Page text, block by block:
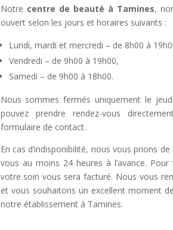
Notre centre de beauté à Tamines,
ouvert selon les jours et horaires suivants :
Lundi, mardi et mercredi – de 8h00 à
Vendredi – de 9h00 à 19h00,
Samedi – de 9h00 à 18h00.
Nous sommes fermés uniquement le
pouvez prendre rendez-vous
formulaire de contact.
En cas d’indisponibilité, nous vous prions
vous au moins 24 heures à l’avance.
votre soin vous sera facturé. Nous vous
et vous souhaitons un excellent moment
notre établissement à Tamines.